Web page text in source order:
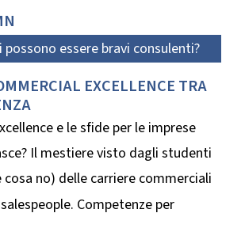
possono essere bravi consulenti?
EXCELLENCE TRA
e le sfide per le imprese
Il mestiere visto dagli studenti
cosa no) delle carriere commerciali
Competenze per